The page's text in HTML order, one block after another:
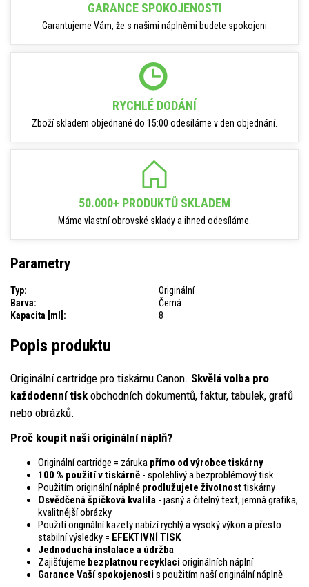
GARANCE SPOKOJENOSTI
Garantujeme Vám, že s našimi náplněmi budete spokojeni
RYCHLÉ DODÁNÍ
Zboží skladem objednané do 15:00 odesíláme v den objednání.
50.000+ PRODUKTŮ SKLADEM
Máme vlastní obrovské sklady a ihned odesíláme.
Parametry
Typ:
Originální
Barva:
Černá
Kapacita [ml]:
8
Popis produktu
Originální cartridge pro tiskárnu Canon. Skvělá volba pro
každodenní tisk obchodních dokumentů, faktur, tabulek, grafů
nebo obrázků.
Proč koupit naši originální náplň?
Originální cartridge = záruka přímo od výrobce tiskárny
100 % použití v tiskárně - spolehlivý a bezproblémový tisk
Použitím originální náplně prodlužujete životnosttiskárny
Osvědčená špičková kvalita - jasný a čitelný text, jemná grafika,
kvalitnější obrázky
Použití originální kazety nabízí rychlý a vysoký výkon a přesto
stabilní výsledky = EFEKTIVNÍ TISK
Jednoduchá instalace a údržba
Zajišťujeme bezplatnou recyklaci originálních náplní
Garance Vaší spokojenosti s použitím naší originální náplně